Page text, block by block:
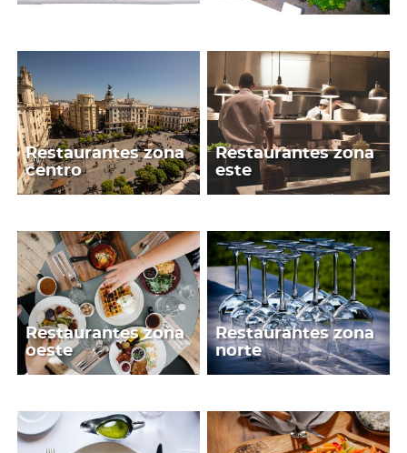
Restaurantes zona
centro
Restaurantes zona
este
Restaurantes zona
oeste
Restaurantes zona
norte